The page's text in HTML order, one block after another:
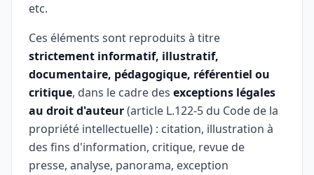
etc.
Ces éléments sont reproduits à titre
strictement informatif, illustratif,
documentaire, pédagogique, référentiel ou
critique, dans le cadre des exceptions légales
au droit d'auteur(article L.122-5 du Code de la
propriété intellectuelle) : citation, illustration à
des fins d'information, critique, revue de
presse, analyse, panorama, exception